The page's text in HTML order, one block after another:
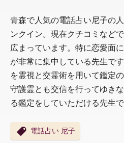
青森で人気の電話占い尼子の
ンクイン。現在クチコミなど
広まっています。特に恋愛面
が非常に集中している先生で
を霊視と交霊術を用いて鑑定
守護霊とも交信を行ってゆき
る鑑定をしていただける先生で
電話占い 尼子